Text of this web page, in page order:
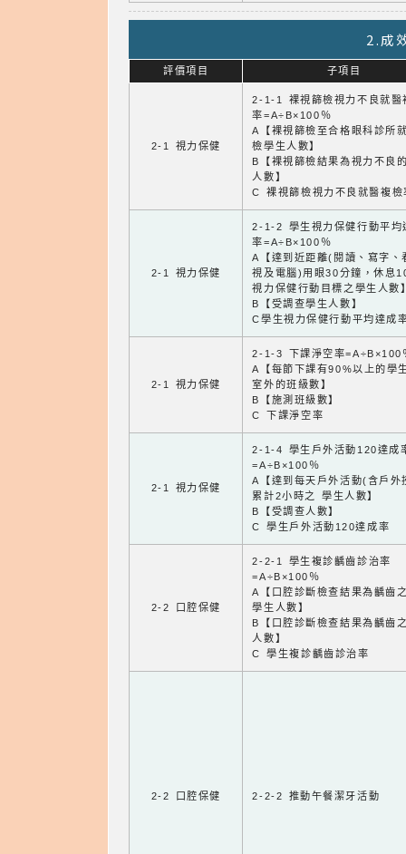
2.成
評價項目 子項目
2-1 視力保健
2-1-1 裸視篩檢視力不良就醫
率=A÷B×100％
A【裸視篩檢至合格眼科診所
檢學生人數】
B【裸視篩檢結果為視力不良
人數】
C 裸視篩檢視力不良就醫複檢
2-1 視力保健
2-1-2 學生視力保健行動平均
率=A÷B×100％
A【達到近距離(閱讀、寫字、
視及電腦)用眼30分鐘，休息
視力保健行動目標之學生人數
B【受調查學生人數】
C學生視力保健行動平均達成
2-1 視力保健
2-1-3 下課淨空率=A÷B×100
A【每節下課有90%以上的學
室外的班級數】
B【施測班級數】
C 下課淨空率
2-1 視力保健
2-1-4 學生戶外活動120達成
=A÷B×100％
A【達到每天戶外活動(含戶外
累計2小時之 學生人數】
B【受調查人數】
C 學生戶外活動120達成率
2-2 口腔保健
2-2-1 學生複診齲齒診治率
=A÷B×100％
A【口腔診斷檢查結果為齲齒
學生人數】
B【口腔診斷檢查結果為齲齒
人數】
C 學生複診齲齒診治率
2-2 口腔保健 2-2-2 推動午餐潔牙活動